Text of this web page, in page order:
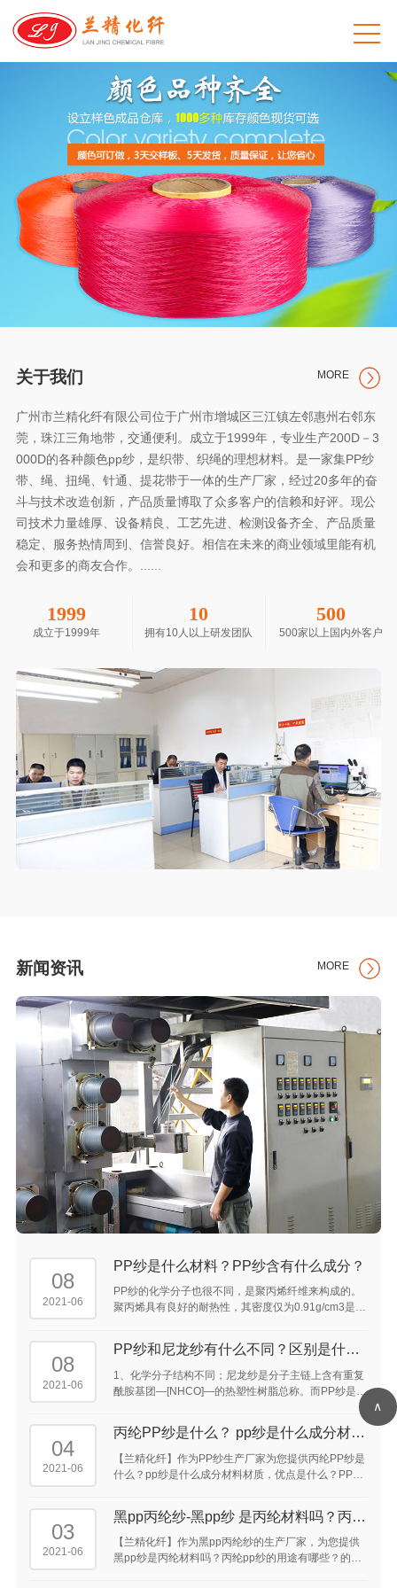
关于我们 MORE
广州市兰精化纤有限公司位于广州市增城区三江镇左邻惠州右邻东
莞，珠江三角地带，交通便利。成立于1999年，专业生产200D－3
000D的各种颜色pp纱，是织带、织绳的理想材料。是一家集PP纱
带、绳、扭绳、针通、提花带于一体的生产厂家，经过20多年的奋
斗与技术改造创新，产品质量博取了众多客户的信赖和好评。现公
司技术力量雄厚、设备精良、工艺先进、检测设备齐全、产品质量
稳定、服务热情周到、信誉良好。相信在未来的商业领域里能有机
会和更多的商友合作。......
1999
成立于1999年
10
拥有10人以上研发团队
500
500家以上国内外客户
新闻资讯 MORE
08
2021-06
PP纱是什么材料？PP纱含有什么成分？
PP纱的化学分子也很不同，是聚丙烯纤维来构成的。
聚丙烯具有良好的耐热性，其密度仅为0.91g/cm3是常
可比其他纤维得到的较高的覆盖面积。 ...
08
2021-06
PP纱和尼龙纱有什么不同？区别是什
么？
1、化学分子结构不同；尼龙纱是分子主链上含有重复
酰胺基团—[NHCO]—的热塑性树脂总称。而PP纱是聚
04
2021-06
丙纶PP纱是什么？ pp纱是什么成分材料
材质，优点是什么？ ...
【兰精化纤】作为PP纱生产厂家为您提供丙纶PP纱是
什么？pp纱是什么成分材料材质，优点是什么？PP纱
西，pp纱原材料是什么的答案供大家参考。 ...
03
2021-06
黑pp丙纶纱-黑pp纱 是丙纶材料吗？丙纶
pp纱的用途 有哪些？ ...
【兰精化纤】作为黑pp丙纶纱的生产厂家，为您提供
黑pp纱是丙纶材料吗？丙纶pp纱的用途有哪些？的介
∧